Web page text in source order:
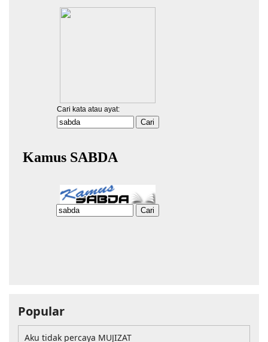
Popular
Aku tidak percaya MUJIZAT